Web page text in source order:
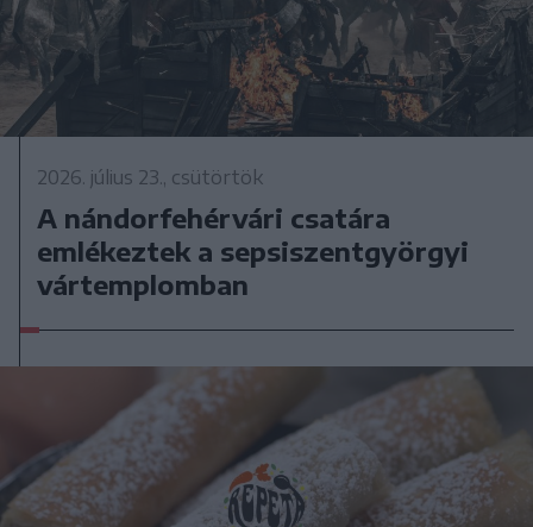
2026. július 23., csütörtök
A nándorfehérvári csatára
emlékeztek a sepsiszentgyörgyi
vártemplomban